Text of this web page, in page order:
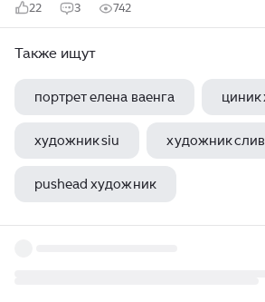
22 3 742
Также ищут
портрет елена ваенга
художник siu художник
pushead художник